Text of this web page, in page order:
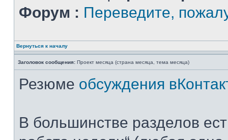
Форум : Переведите,
Вернуться к началу
Заголовок сообщения: Проект месяца (страна месяца, тема месяца)
Резюме обсуждения
В большинстве разделов